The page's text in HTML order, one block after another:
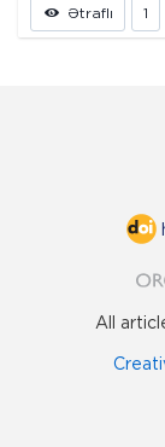
Ətraflı 1
All